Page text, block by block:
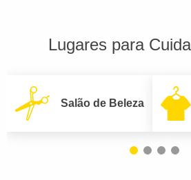
Lugares para
Salão de Beleza